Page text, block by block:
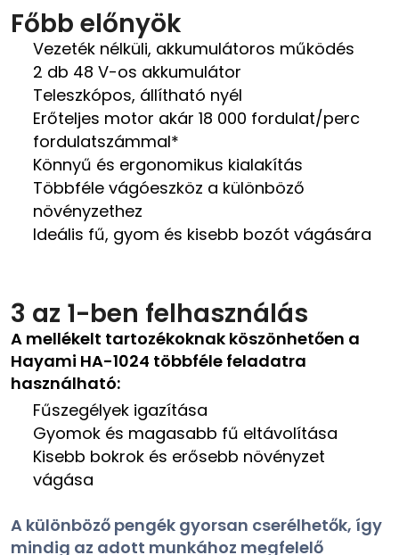
Főbb előnyök
Vezeték nélküli, akkumulátoros működés
2 db 48 V-os akkumulátor
Teleszkópos, állítható nyél
Erőteljes motor akár 18 000 fordulat/perc
fordulatszámmal*
Könnyű és ergonomikus kialakítás
Többféle vágóeszköz a különböző
növényzethez
Ideális fű, gyom és kisebb bozót vágására
3 az 1-ben felhasználás
A mellékelt tartozékoknak köszönhetően a
Hayami HA-1024 többféle feladatra
használható:
Fűszegélyek igazítása
Gyomok és magasabb fű eltávolítása
Kisebb bokrok és erősebb növényzet
vágása
A különböző pengék gyorsan cserélhetők, így
mindig az adott munkához megfelelő